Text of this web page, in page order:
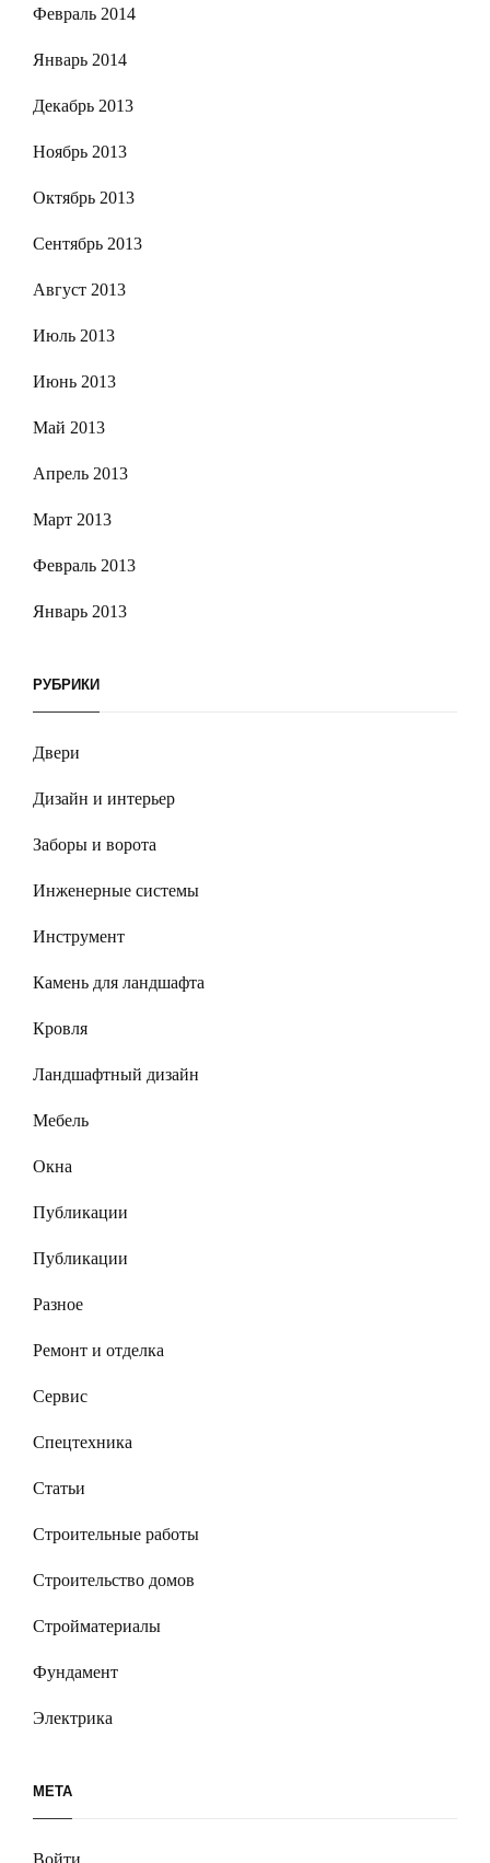
Февраль 2014
Январь 2014
Декабрь 2013
Ноябрь 2013
Октябрь 2013
Сентябрь 2013
Август 2013
Июль 2013
Июнь 2013
Май 2013
Апрель 2013
Март 2013
Февраль 2013
Январь 2013
РУБРИКИ
Двери
Дизайн и интерьер
Заборы и ворота
Инженерные системы
Инструмент
Камень для ландшафта
Кровля
Ландшафтный дизайн
Мебель
Окна
Публикации
Публикации
Разное
Ремонт и отделка
Сервис
Спецтехника
Статьи
Строительные работы
Строительство домов
Стройматериалы
Фундамент
Электрика
МЕТА
Войти